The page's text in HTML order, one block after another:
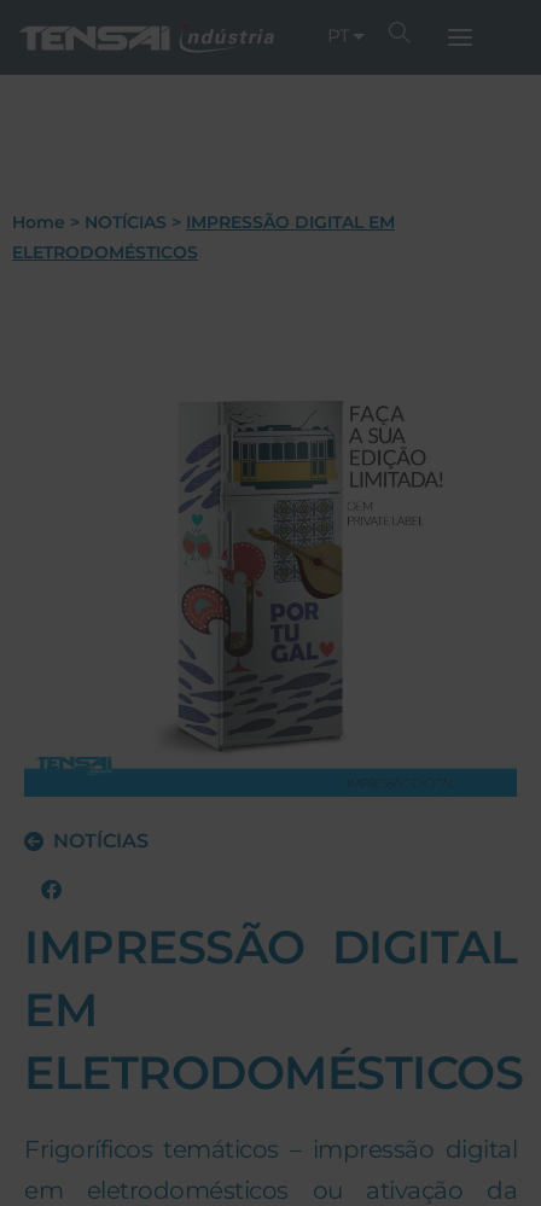
PT
Home > NOTÍCIAS > IMPRESSÃO DIGITAL EM
ELETRODOMÉSTICOS
NOTÍCIAS
IMPRESSÃO DIGITAL
EM
ELETRODOMÉSTICOS
Frigoríficos temáticos – impressão digital
em eletrodomésticos ou ativação da